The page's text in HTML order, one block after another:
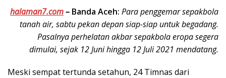
halaman7.com– Banda Aceh: Para penggemar sepakbola
tanah air, sabtu pekan depan siap-siap untuk begadang.
Pasalnya perhelatan akbar sepakbola eropa segera
dimulai, sejak 12 Juni hingga 12 Juli 2021 mendatang.
Meski sempat tertunda setahun, 24 Timnas dari